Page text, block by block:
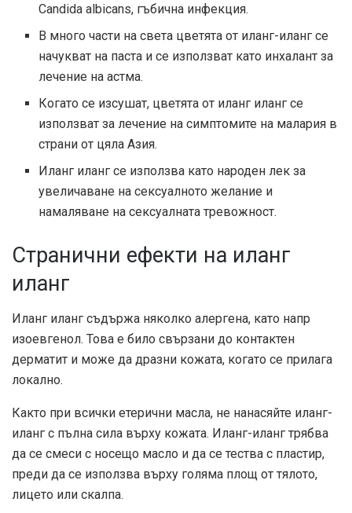
Candida albicans, гъбична инфекция.
В много части на света цветята от иланг-иланг се
начукват на паста и се използват като инхалант за
лечение на астма.
Когато се изсушат, цветята от иланг иланг се
използват за лечение на симптомите на малария в
страни от цяла Азия.
Иланг иланг се използва като народен лек за
увеличаване на сексуалното желание и
намаляване на сексуалната тревожност.
Странични ефекти на иланг
иланг
Иланг иланг съдържа няколко алергена, като напр
изоевгенол. Това е било свързани до контактен
дерматит и може да дразни кожата, когато се прилага
локално.
Както при всички етерични масла, не нанасяйте иланг-
иланг с пълна сила върху кожата. Иланг-иланг трябва
да се смеси с носещо масло и да се тества с пластир,
преди да се използва върху голяма площ от тялото,
лицето или скалпа.